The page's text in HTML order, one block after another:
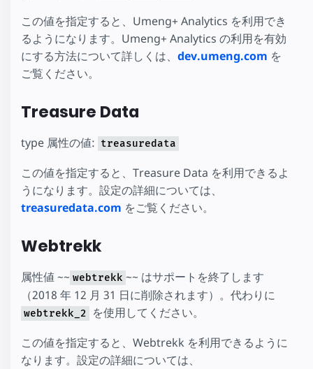
この値を指定すると、Umeng+ Analytics を利用でき
るようになります。Umeng+ Analytics の利用を有効
にする方法について詳しくは、 dev.umeng.com を
ご覧ください。
Treasure Data
type 属性の値: treasuredata
この値を指定すると、Treasure Data を利用できるよ
うになります。設定の詳細については、
treasuredata.com をご覧ください。
Webtrekk
属性値 ~~ webtrekk ~~ はサポートを終了します
（2018 年 12 月 31 日に削除されます）。代わりに
webtrekk_2
を使用してください。
この値を指定すると、Webtrekk を利用できるように
なります。設定の詳細については、